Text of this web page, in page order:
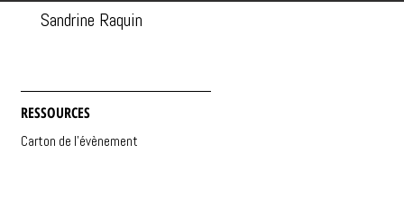
Sandrine Raquin
RESSOURCES
Carton de l'évènement